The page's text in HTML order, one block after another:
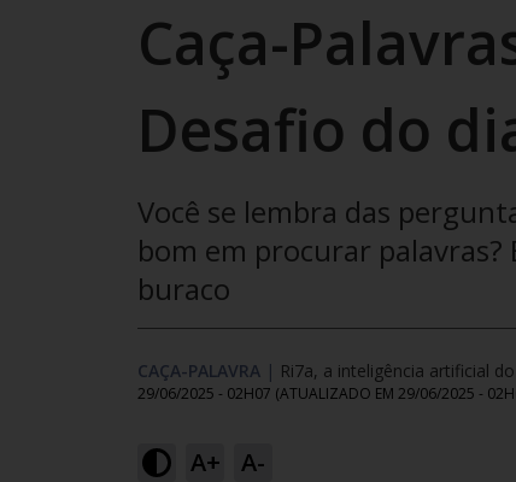
Caça-
Desafio do
Você se lembra das
bom em procurar
buraco
CAÇA-PALAVRA | Ri7a, a inteligência artificial
29/06/2025 - 02H07 (ATUALIZADO EM 29/06/2025 -
A+ A-